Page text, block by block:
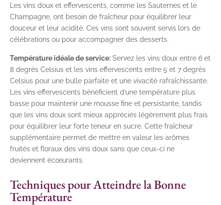
Les vins doux et effervescents, comme les Sauternes et le
Champagne, ont besoin de fraîcheur pour équilibrer leur
douceur et leur acidité. Ces vins sont souvent servis lors de
célébrations ou pour accompagner des desserts.
Température idéale de service: Servez les vins doux entre 6 et
8 degrés Celsius et les vins effervescents entre 5 et 7 degrés
Celsius pour une bulle parfaite et une vivacité rafraîchissante.
Les vins effervescents bénéficient d’une température plus
basse pour maintenir une mousse fine et persistante, tandis
que les vins doux sont mieux appréciés légèrement plus frais
pour équilibrer leur forte teneur en sucre. Cette fraîcheur
supplémentaire permet de mettre en valeur les arômes
fruités et floraux des vins doux sans que ceux-ci ne
deviennent écœurants.
Techniques pour Atteindre la Bonne
Température